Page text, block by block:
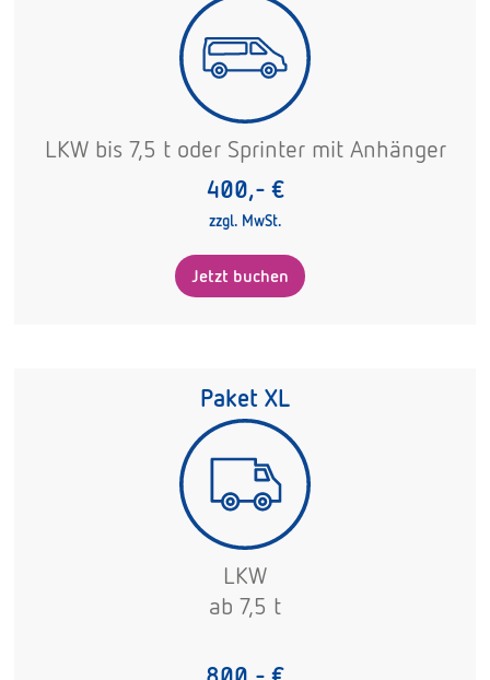
LKW bis 7,5 t oder Sprinter mit Anhänger
400,- €
zzgl. MwSt.
Jetzt buchen
Paket XL
LKW
ab 7,5 t